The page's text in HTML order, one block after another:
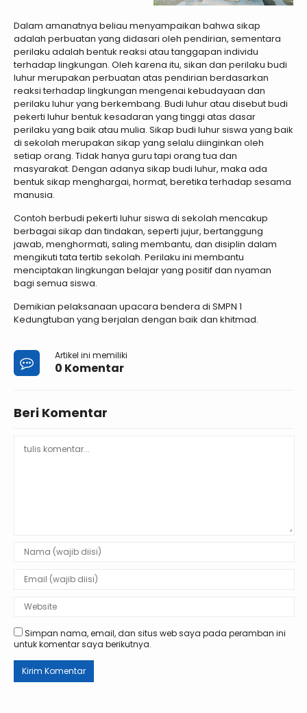
Dalam amanatnya beliau menyampaikan bahwa sikap
adalah perbuatan yang didasari oleh pendirian, sementara
perilaku adalah bentuk reaksi atau tanggapan individu
terhadap lingkungan. Oleh karena itu, sikan dan perilaku budi
luhur merupakan perbuatan atas pendirian berdasarkan
reaksi terhadap lingkungan mengenai kebudayaan dan
perilaku luhur yang berkembang. Budi luhur atau disebut budi
pekerti luhur bentuk kesadaran yang tinggi atas dasar
perilaku yang baik atau mulia. Sikap budi luhur siswa yang baik
di sekolah merupakan sikap yang selalu diinginkan oleh
setiap orang. Tidak hanya guru tapi orang tua dan
masyarakat. Dengan adanya sikap budi luhur, maka ada
bentuk sikap menghargai, hormat, beretika terhadap sesama
manusia.
Contoh berbudi pekerti luhur siswa di sekolah mencakup
berbagai sikap dan tindakan, seperti jujur, bertanggung
jawab, menghormati, saling membantu, dan disiplin dalam
mengikuti tata tertib sekolah. Perilaku ini membantu
menciptakan lingkungan belajar yang positif dan nyaman
bagi semua siswa.
Demikian pelaksanaan upacara bendera di SMPN 1
Kedungtuban yang berjalan dengan baik dan khitmad.
Artikel ini memiliki
0 Komentar
Beri Komentar
Simpan nama, email, dan situs web saya pada peramban ini
untuk komentar saya berikutnya.